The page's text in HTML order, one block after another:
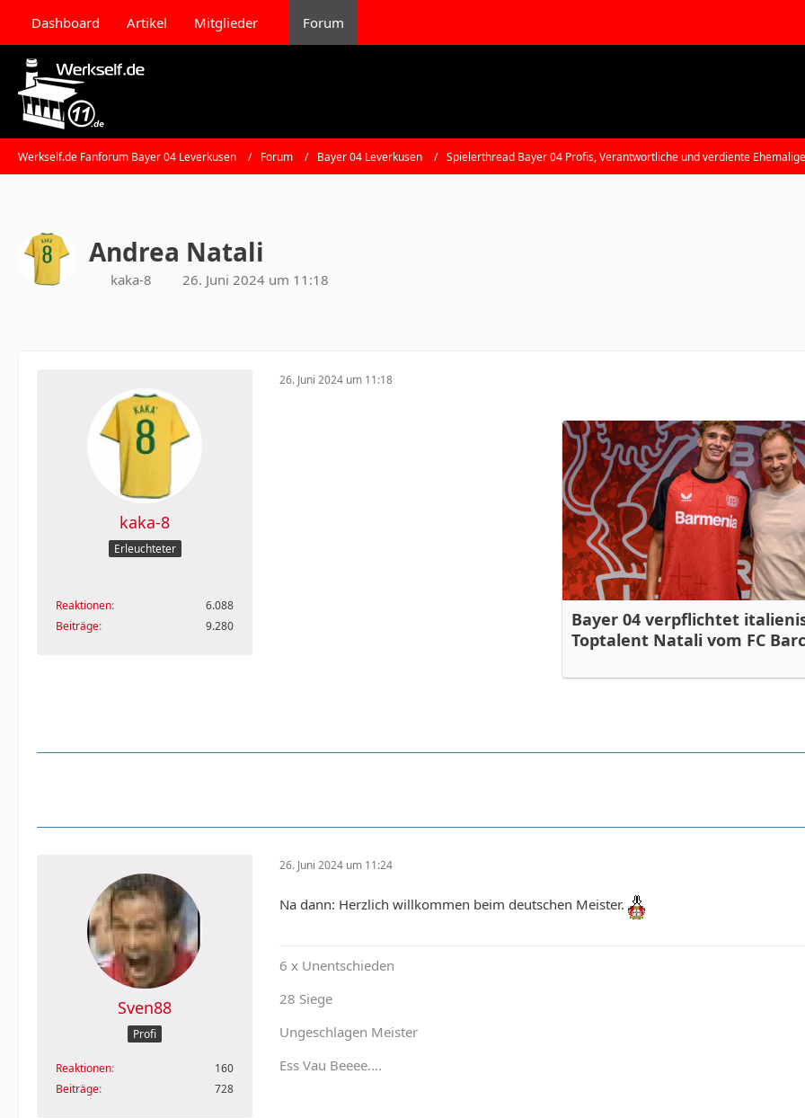
Dashboard Artikel Mitglieder Forum
Werkself.de Fanforum Bayer 04 Leverkusen Forum Bayer 04 Leverkusen Spielerthread Bayer 04 Profis, Verantwortliche und verdiente Ehemalige
Andrea Natali
kaka-8 26. Juni 2024 um 11:18
kaka-8
Erleuchteter
Reaktionen
6.088
Beiträge
9.280
26. Juni 2024 um 11:18
Bayer 04 verpflichtet
Toptalent Natali vom FC
Sven88
Profi
Reaktionen
160
Beiträge
728
26. Juni 2024 um 11:24
Na dann: Herzlich willkommen beim deutschen Meister.
6 x Unentschieden
28 Siege
Ungeschlagen Meister
Ess Vau Beeee....